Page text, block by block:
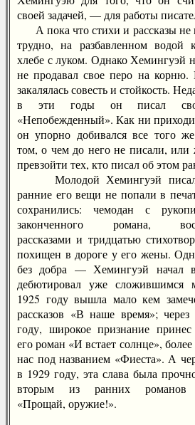
своей задачей, — для работы
А пока что стихи и рассказы не
трудно, на разбавленном водой
хлебе с луком. Однако Хемингуэй
не продавал свое перо на
закалялась совесть и стойкость.
в эти годы он писал
«Непобежденный». Как ни
он упорно добивался все того
том, о чем до него не писали, или
превзойти тех, кто писал об этом
Молодой Хемингуэй
ранние его вещи не попали в
сохранились: чемодан с
законченного романа,
рассказами и тридцатью
похищен в дороге у его жены.
без добра — Хемингуэй начал
дебютировал уже сложившимся
1925 году вышла мало кем
рассказов «В наше время»;
году, широкое признание
его роман «И встает солнце»,
нас под названием «Фиеста». А
в 1929 году, эта слава была
вторым из ранних романов
«Прощай, оружие!».